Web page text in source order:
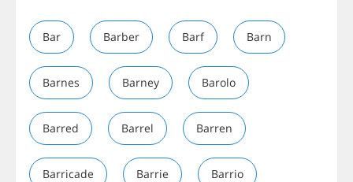
Bar Barber Barf Barn
Barnes Barney Barolo
Barred Barrel Barren
Barricade Barrie Barrio